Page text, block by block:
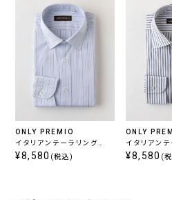
ONLY PREMIO
イタリアンテーラリング
120双 / レギュラー ストラ
¥8,580 (税込)
ONLY
イタリアン
120双 / イタリアンレギュ
¥8,580 (